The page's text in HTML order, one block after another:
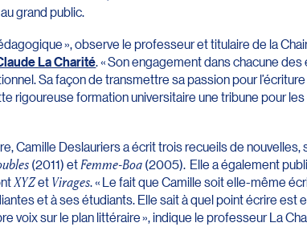
grand public.
», observe le professeur et titulaire de la
La Charité. « Son engagement dans chacune des
Sa façon de transmettre sa passion pour
rigoureuse formation universitaire une tribune pour
Camille Deslauriers a écrit trois recueils de nouvelles,
(2011) etFemme-Boa(2005). Elle a également
XYZetVirages. « Le fait que Camille soit elle-même
et à ses étudiants. Elle sait à quel point écrire est
voix sur le plan littéraire », indique le professeur La